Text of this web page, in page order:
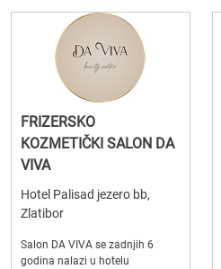
FRIZERSKO
KOZMETIČKI SALON DA
VIVA
Hotel Palisad jezero bb,
Zlatibor
Salon DA VIVA se zadnjih 6
godina nalazi u hotelu